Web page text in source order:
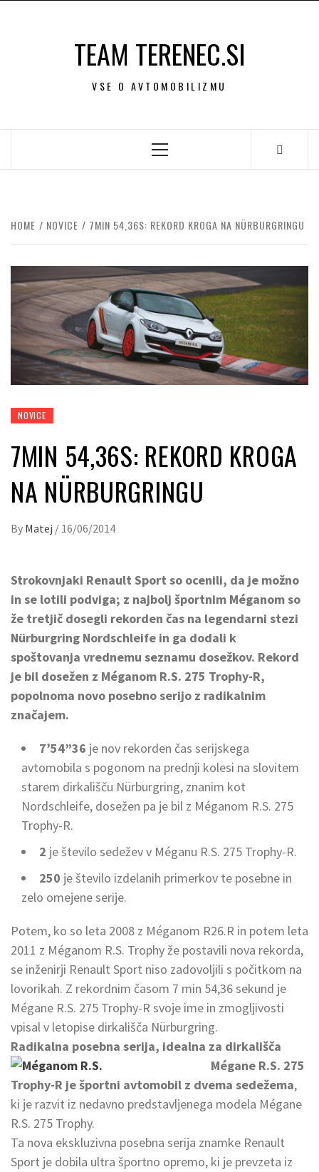
TEAM TERENEC.SI
VSE O AVTOMOBILIZMU
Primary
HOME NOVICE 7MIN 54,36S: REKORD KROGA NA NÜRBURGRINGU
NOVICE
7MIN 54,36S: REKORD KROGA
NA NÜRBURGRINGU
By Matej / 16/06/2014
Strokovnjaki Renault Sport so ocenili, da je možno
in se lotili podviga; z najbolj športnim Méganom so
že tretjič dosegli rekorden čas na legendarni stezi
Nürburgring Nordschleife in ga dodali k
spoštovanja vrednemu seznamu dosežkov. Rekord
je bil dosežen z Méganom R.S. 275 Trophy-R,
popolnoma novo posebno serijo z radikalnim
značajem.
7’54”36 je nov rekorden čas serijskega
avtomobila s pogonom na prednji kolesi na slovitem
starem dirkališču Nürburgring, znanim kot
Nordschleife, dosežen pa je bil z Méganom R.S. 275
Trophy-R.
2 je število sedežev v Méganu R.S. 275 Trophy-R.
250 je število izdelanih primerkov te posebne in
zelo omejene serije.
Potem, ko so leta 2008 z Méganom R26.R in potem leta
2011 z Méganom R.S. Trophy že postavili nova rekorda,
se inženirji Renault Sport niso zadovoljili s počitkom na
lovorikah. Z rekordnim časom 7 min 54,36 sekund je
Mégane R.S. 275 Trophy-R svoje ime in zmogljivosti
vpisal v letopise dirkališča Nürburgring.
Radikalna posebna serija, idealna za dirkališča
Mégane R.S. 275
Trophy-R je športni avtomobil z dvema sedežema,
ki je razvit iz nedavno predstavljenega modela Mégane
R.S. 275 Trophy.
Ta nova ekskluzivna posebna serija znamke Renault
Sport je dobila ultra športno opremo, ki je prevzeta iz